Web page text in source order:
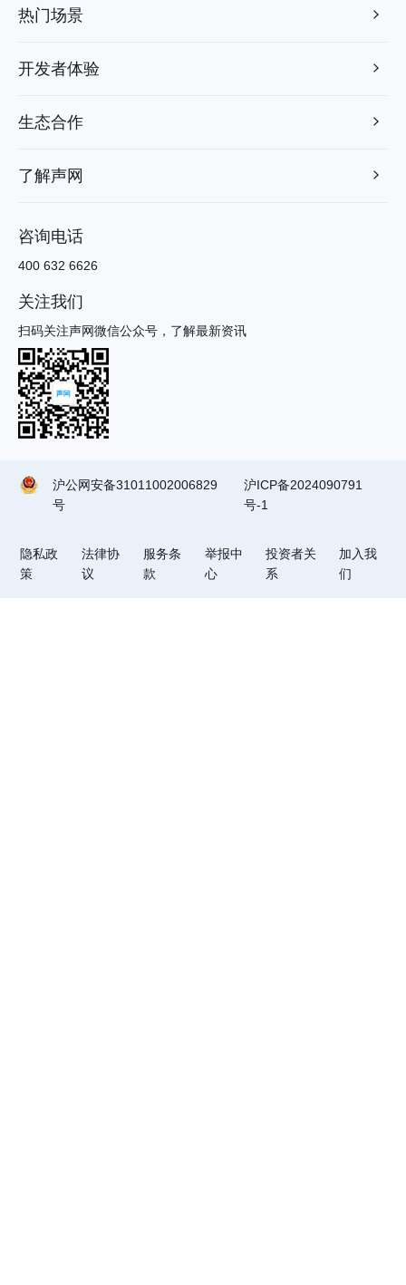
热门场景
开发者体验
生态合作
了解声网
咨询电话
400 632 6626
关注我们
扫码关注声网微信公众号，了解最新资讯
沪公网安备31011002006829
号
沪ICP备2024090791
号-1
隐私政
策
法律协
议
服务条
款
举报中
心
投资者关
系
加入我
们